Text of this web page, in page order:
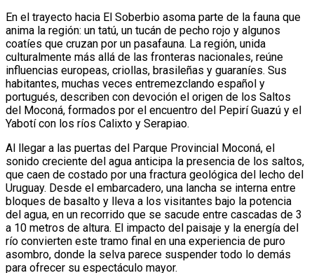
En el trayecto hacia El Soberbio asoma parte de la fauna que
anima la región: un tatú, un tucán de pecho rojo y algunos
coatíes que cruzan por un pasafauna. La región, unida
culturalmente más allá de las fronteras nacionales, reúne
influencias europeas, criollas, brasileñas y guaraníes. Sus
habitantes, muchas veces entremezclando español y
portugués, describen con devoción el origen de los Saltos
del Moconá, formados por el encuentro del Pepirí Guazú y el
Yabotí con los ríos Calixto y Serapiao.
Al llegar a las puertas del Parque Provincial Moconá, el
sonido creciente del agua anticipa la presencia de los saltos,
que caen de costado por una fractura geológica del lecho del
Uruguay. Desde el embarcadero, una lancha se interna entre
bloques de basalto y lleva a los visitantes bajo la potencia
del agua, en un recorrido que se sacude entre cascadas de 3
a 10 metros de altura. El impacto del paisaje y la energía del
río convierten este tramo final en una experiencia de puro
asombro, donde la selva parece suspender todo lo demás
para ofrecer su espectáculo mayor.